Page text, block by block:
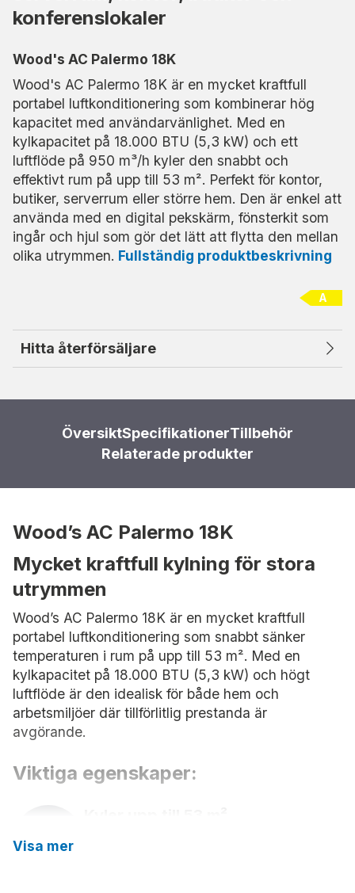
konferenslokaler
Wood's AC Palermo 18K
Wood's AC Palermo 18K är en mycket kraftfull
portabel luftkonditionering som kombinerar hög
kapacitet med användarvänlighet. Med en
kylkapacitet på 18.000 BTU (5,3 kW) och ett
luftflöde på 950 m³/h kyler den snabbt och
effektivt rum på upp till 53 m². Perfekt för kontor,
butiker, serverrum eller större hem. Den är enkel att
använda med en digital pekskärm, fönsterkit som
ingår och hjul som gör det lätt att flytta den mellan
olika utrymmen. Fullständig produktbeskrivning
A
Hitta återförsäljare
ÖversiktSpecifikationerTillbehör
Relaterade produkter
Wood’s AC Palermo 18K
Mycket kraftfull kylning för stora
utrymmen
Wood’s AC Palermo 18K är en mycket kraftfull
portabel luftkonditionering som snabbt sänker
temperaturen i rum på upp till 53 m². Med en
kylkapacitet på 18.000 BTU (5,3 kW) och högt
luftflöde är den idealisk för både hem och
arbetsmiljöer där tillförlitlig prestanda är
avgörande.
Viktiga egenskaper:
Visa mer